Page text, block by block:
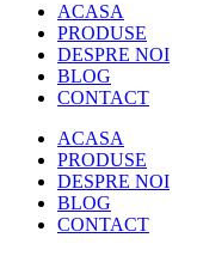
ACASA
PRODUSE
DESPRE NOI
BLOG
CONTACT
ACASA
PRODUSE
DESPRE NOI
BLOG
CONTACT